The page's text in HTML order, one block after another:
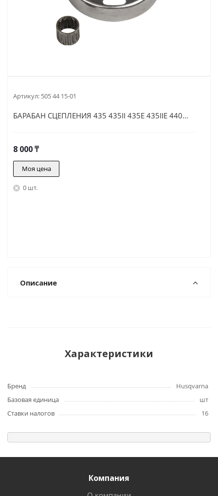
Артикул: 505 44 15-01
БАРАБАН СЦЕПЛЕНИЯ 435 435II 435E 435IIE 440...
8 000₸
Моя цена
0 шт.
Описание
Характеристики
Бренд
Husqvarna
Базовая единица
шт
Ставки налогов
16
Компания